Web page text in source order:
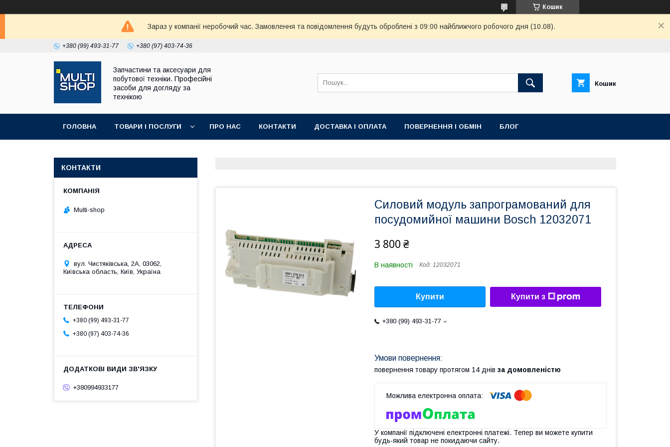
Кошик
Зараз у компанії неробочий час. Замовлення та повідомлення будуть оброблені з 09:00 найближчого робочого дня (10.08).
+380 (99) 493-31-77 +380 (97) 403-74-36
Запчастини та аксесуари для
побутової техніки. Професійні
засоби для догляду за
технікою
Кошик
ГОЛОВНА ТОВАРИ І ПОСЛУГИ ПРО НАС КОНТАКТИ ДОСТАВКА І ОПЛАТА ПОВЕРНЕННЯ І ОБМІН БЛОГ
Силовий модуль запрограмований для
посудомийної машини Bosch 12032071
3 800 ₴
В наявності Код: 12032071
Купити Купити з
+380 (99) 493-31-77
повернення товару протягом 14 днів за домовленістю
У компанії підключені електронні платежі. Тепер ви можете купити
будь-який товар не покидаючи сайту.
КОНТАКТИ
Multi-shop
вул. Чистяківська, 2А, 03062,
Київська область, Київ, Україна
+380 (99) 493-31-77
+380 (97) 403-74-36
+380994933177